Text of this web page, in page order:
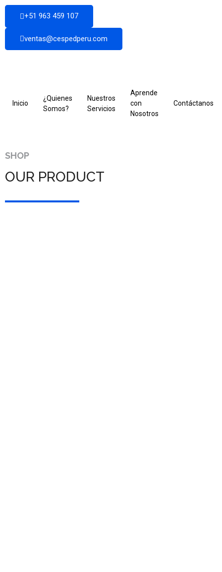
+51 963 459 107
ventas@cespedperu.com
Inicio
¿Quienes
Somos?
Nuestros
Servicios
Aprende
con
Nosotros
Contáctanos
SHOP
OUR PRODUCT